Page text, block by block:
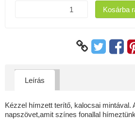
Kosárba
Leírás
Kézzel hímzett terítő, kalocsai mintával.
napszövet,amit színes fonallal